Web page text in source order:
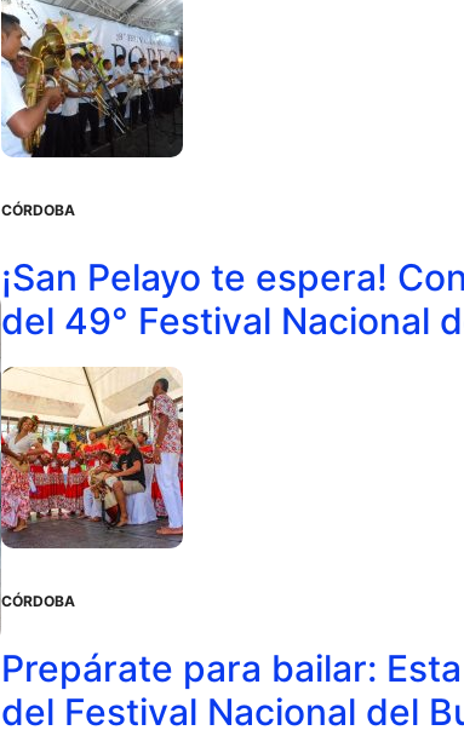
CÓRDOBA
¡San Pelayo te espera!
del 49° Festival Nacional
CÓRDOBA
Prepárate para bailar:
del Festival Nacional del